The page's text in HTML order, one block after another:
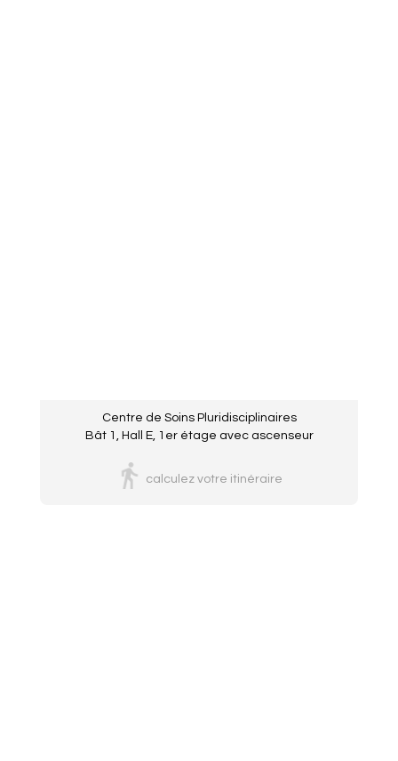
Centre de Soins Pluridisciplinaires
Bât 1, Hall E, 1er étage avec ascenseur
calculez votre itinéraire